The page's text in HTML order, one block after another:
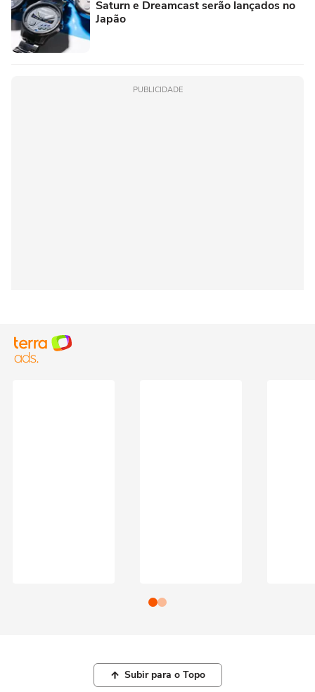
Saturn e Dreamcast serão lançados no
Japão
PUBLICIDADE
Subir para o Topo